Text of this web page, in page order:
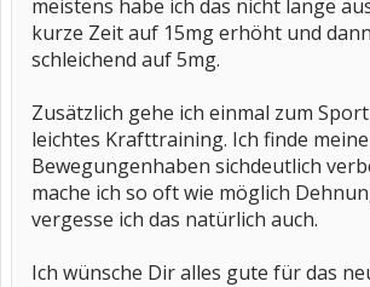
meistens habe ich das nicht lange
kurze Zeit auf 15mg erhöht und
schleichend auf 5mg.
Zusätzlich gehe ich einmal zum
leichtes Krafttraining. Ich finde meine
Bewegungenhaben sichdeutlich
mache ich so oft wie möglich
vergesse ich das natürlich auch.
Ich wünsche Dir alles gute für das